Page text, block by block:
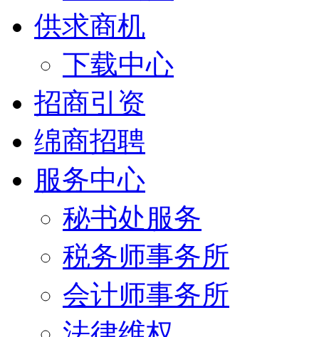
供求商机
下载中心
招商引资
绵商招聘
服务中心
秘书处服务
税务师事务所
会计师事务所